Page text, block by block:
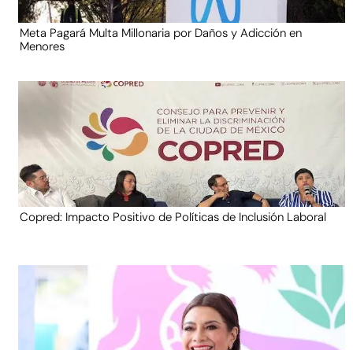
Meta Pagará Multa Millonaria por Daños y Adicción en
Menores
Copred: Impacto Positivo de Políticas de Inclusión Laboral